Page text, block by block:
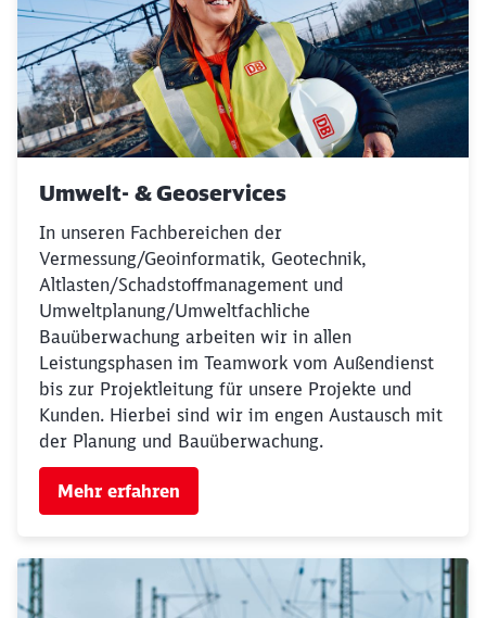
Umwelt- & Geoservices
In unseren Fachbereichen der
Vermessung/Geoinformatik, Geotechnik,
Altlasten/Schadstoffmanagement und
Umweltplanung/Umweltfachliche
Bauüberwachung arbeiten wir in allen
Leistungsphasen im Teamwork vom Außendienst
bis zur Projektleitung für unsere Projekte und
Kunden. Hierbei sind wir im engen Austausch mit
der Planung und Bauüberwachung.
Mehr erfahren
werden?
Abbrechen Weiter